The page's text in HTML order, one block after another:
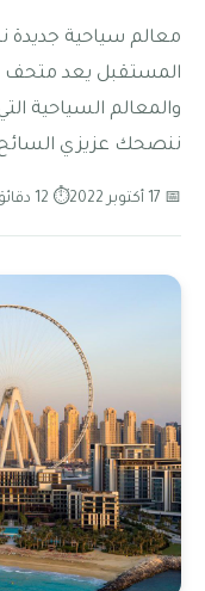
معالم سياحية جديدة
المستقبل يعد
والمعالم السياحية
ننصحك عزيزي السائح
📅 17 أكتوبر 2022 ⏱ 12 دقائق قراءة